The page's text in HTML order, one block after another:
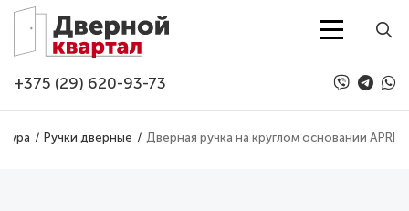
Перейти к основному содержанию
+375 (29) 620-93-73
Ручки дверные Дверная ручка на круглом основании